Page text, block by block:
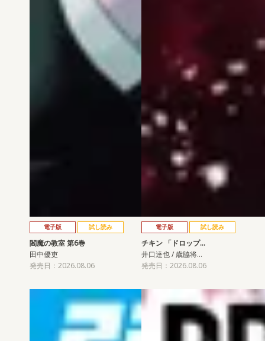
電子版 試し読み
閻魔の教室 第6巻
田中優吏
発売日：2026.08.06
電子版 試し読み
チキン 「ドロップ…
井口達也 / 歳脇将…
発売日：2026.08.06